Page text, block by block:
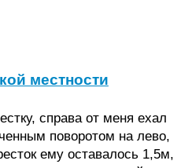
местности
справа от меня ехал
поворотом на лево,
ему оставалось 1,5м,